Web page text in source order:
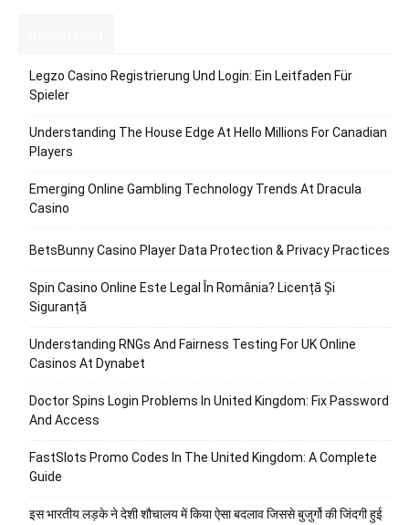
Legzo Casino Registrierung Und Login: Ein Leitfaden Für
Spieler
Understanding The House Edge At Hello Millions For Canadian
Players
Emerging Online Gambling Technology Trends At Dracula
Casino
BetsBunny Casino Player Data Protection & Privacy Practices
Spin Casino Online Este Legal În România? Licență Și
Siguranță
Understanding RNGs And Fairness Testing For UK Online
Casinos At Dynabet
Doctor Spins Login Problems In United Kingdom: Fix Password
And Access
FastSlots Promo Codes In The United Kingdom: A Complete
Guide
इस भारतीय लड़के ने देशी शौचालय में किया ऐसा बदलाव जिससे बुजुर्गो की जिंदगी हुई